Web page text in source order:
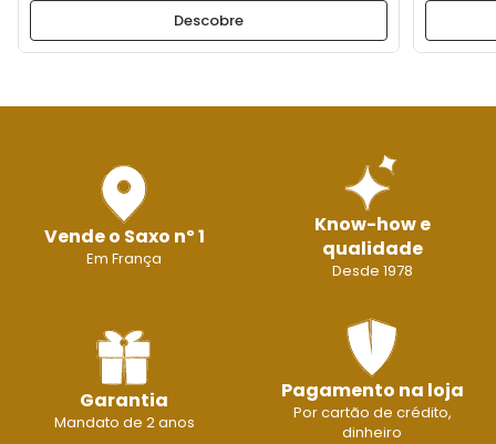
Descobre
Vende o Saxo nº 1
Em França
Know-how e
qualidade
Desde 1978
Garantia
Mandato de 2 anos
Pagamento na loja
Por cartão de crédito,
dinheiro